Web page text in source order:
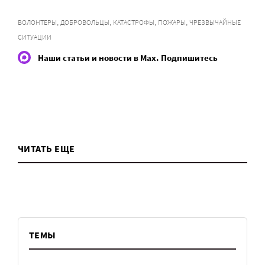
ВОЛОНТЕРЫ, ДОБРОВОЛЬЦЫ, КАТАСТРОФЫ, ПОЖАРЫ, ЧРЕЗВЫЧАЙНЫЕ
СИТУАЦИИ
Наши статьи и новости в Max. Подпишитесь
ЧИТАТЬ ЕЩЕ
ТЕМЫ